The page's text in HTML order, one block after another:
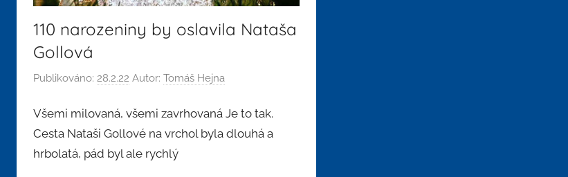
110 narozeniny by oslavila Nataša
Gollová
Publikováno: 28.2.22 Autor: Tomáš Hejna
Všemi milovaná, všemi zavrhovaná Je to tak.
Cesta Nataši Gollové na vrchol byla dlouhá a
hrbolatá, pád byl ale rychlý